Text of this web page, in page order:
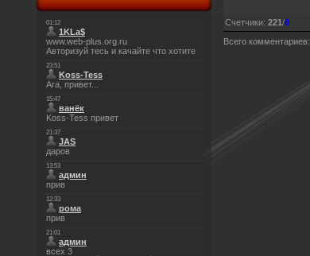
Счетчики: 221 /6
Всего комментариев: